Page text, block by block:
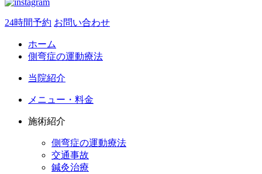
24時間予約 お問い合わせ
ホーム
側弯症の運動療法
当院紹介
メニュー・料金
施術紹介
側弯症の運動療法
交通事故
鍼灸治療